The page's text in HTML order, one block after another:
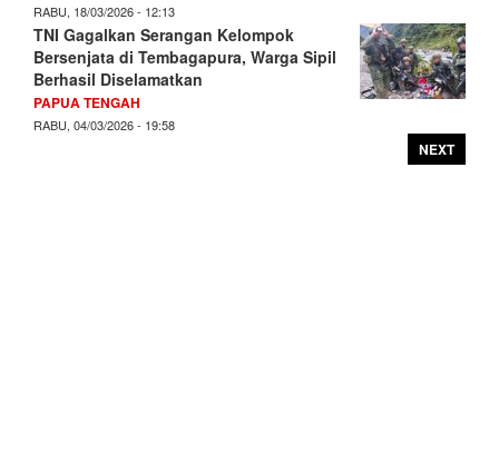
RABU, 18/03/2026 - 12:13
TNI Gagalkan Serangan Kelompok
Bersenjata di Tembagapura, Warga Sipil
Berhasil Diselamatkan
PAPUA TENGAH
RABU, 04/03/2026 - 19:58
NEXT